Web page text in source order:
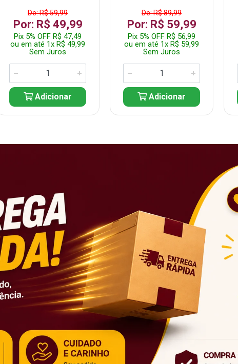
De: R$ 59,99
Por: R$ 49,99
Pix 5% OFF R$ 47,49
ou em até 1x R$ 49,99
Sem Juros
Adicionar
De: R$ 89,99
Por: R$ 59,99
Pix 5% OFF R$ 56,99
ou em até 1x R$ 59,99
Sem Juros
Adicionar